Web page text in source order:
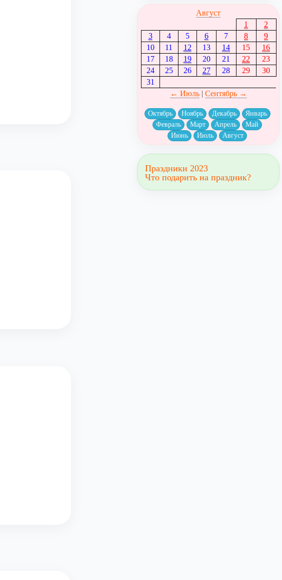
Август
1
2
3
4 5 6 7 8
9
10
11 12 13 14 15
16
17
18 19 20 21 22
23
24
25 26 27 28 29
30
31
← Июль| Сентябрь →
Октябрь Ноябрь Декабрь
Январь
Февраль
Март Апрель
Май
Июнь
Июль Август
Праздники 2023
Что подарить на праздник?